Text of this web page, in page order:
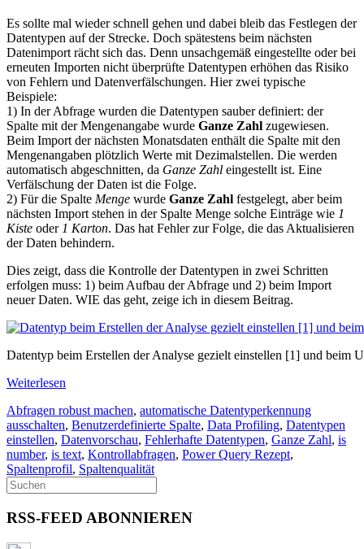
Es sollte mal wieder schnell gehen und dabei bleib das Festlegen der
Datentypen auf der Strecke. Doch spätestens beim nächsten
Datenimport rächt sich das. Denn unsachgemäß eingestellte oder bei
erneuten Importen nicht überprüfte Datentypen erhöhen das Risiko
von Fehlern und Datenverfälschungen. Hier zwei typische
Beispiele:
1) In der Abfrage wurden die Datentypen sauber definiert: der
Spalte mit der Mengenangabe wurde Ganze Zahl zugewiesen.
Beim Import der nächsten Monatsdaten enthält die Spalte mit den
Mengenangaben plötzlich Werte mit Dezimalstellen. Die werden
automatisch abgeschnitten, da Ganze Zahl eingestellt ist. Eine
Verfälschung der Daten ist die Folge.
2) Für die Spalte Menge wurde Ganze Zahl festgelegt, aber beim
nächsten Import stehen in der Spalte Menge solche Einträge wie 1
Kiste oder 1 Karton. Das hat Fehler zur Folge, die das Aktualisieren
der Daten behindern.
Dies zeigt, dass die Kontrolle der Datentypen in zwei Schritten
erfolgen muss: 1) beim Aufbau der Abfrage und 2) beim Import
neuer Daten. WIE das geht, zeige ich in diesem Beitrag.
Datentyp beim Erstellen der Analyse gezielt einstellen [1] und beim
Weiterlesen
Abfragen robust machen, automatische Datentyperkennung
ausschalten, Benutzerdefinierte Spalte, Data Profiling, Datentypen
einstellen, Datenvorschau, Fehlerhafte Datentypen, Ganze Zahl, is
number, is text, Kontrollabfragen, Power Query Rezept,
Spaltenprofil, Spaltenqualität
RSS-FEED ABONNIEREN